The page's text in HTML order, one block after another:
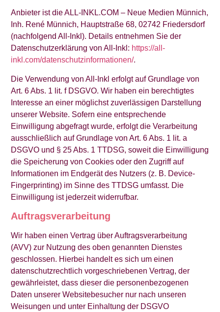
Anbieter ist die ALL-INKL.COM – Neue Medien Münnich,
Inh. René Münnich, Hauptstraße 68, 02742 Friedersdorf
(nachfolgend All-Inkl). Details entnehmen Sie der
Datenschutzerklärung von All-Inkl: https://all-
inkl.com/datenschutzinformationen/.
Die Verwendung von All-Inkl erfolgt auf Grundlage von
Art. 6 Abs. 1 lit. f DSGVO. Wir haben ein berechtigtes
Interesse an einer möglichst zuverlässigen Darstellung
unserer Website. Sofern eine entsprechende
Einwilligung abgefragt wurde, erfolgt die Verarbeitung
ausschließlich auf Grundlage von Art. 6 Abs. 1 lit. a
DSGVO und § 25 Abs. 1 TTDSG, soweit die Einwilligung
die Speicherung von Cookies oder den Zugriff auf
Informationen im Endgerät des Nutzers (z. B. Device-
Fingerprinting) im Sinne des TTDSG umfasst. Die
Einwilligung ist jederzeit widerrufbar.
Auftragsverarbeitung
Wir haben einen Vertrag über Auftragsverarbeitung
(AVV) zur Nutzung des oben genannten Dienstes
geschlossen. Hierbei handelt es sich um einen
datenschutzrechtlich vorgeschriebenen Vertrag, der
gewährleistet, dass dieser die personenbezogenen
Daten unserer Websitebesucher nur nach unseren
Weisungen und unter Einhaltung der DSGVO